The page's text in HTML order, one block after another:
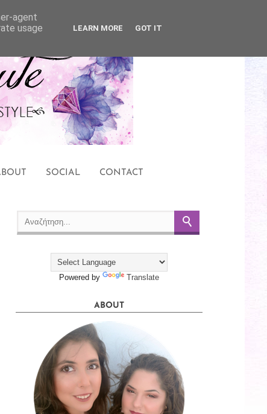
SOCIAL CONTACT
Powered by Translate
ABOUT
agent
usage
LEARN MORE GOT IT